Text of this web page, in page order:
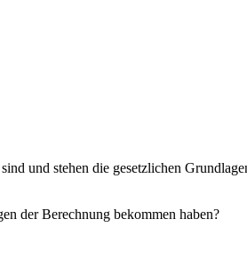
und stehen die gesetzlichen
der Berechnung bekommen haben?